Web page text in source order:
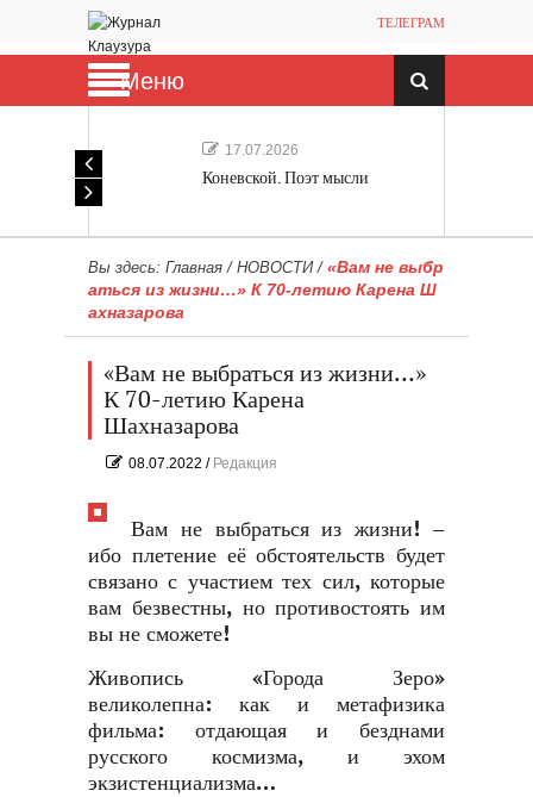
ТЕЛЕГРАМ
Меню
17.07.2026
Коневской. Поэт мысли
Вы здесь: Главная / НОВОСТИ/ «Вам не выбр
аться из жизни…» К 70-летию Карена Ш
ахназарова
«Вам не выбраться из жизни…»
К 70-летию Карена
Шахназарова
08.07.2022 / Редакция
Вам не выбраться из жизни! –
ибо плетение её обстоятельств будет
связано с участием тех сил, которые
вам безвестны, но противостоять им
вы не сможете!
Живопись «Города Зеро»
великолепна: как и метафизика
фильма: отдающая и безднами
русского космизма, и эхом
экзистенциализма…